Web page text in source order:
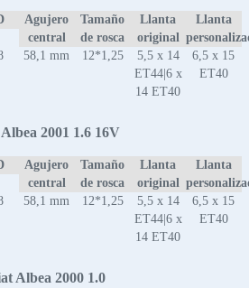
Agujero
central
Tamaño
de rosca
Llanta
original
Llanta
58,1 mm 12*1,25
5,5 x 14
ET44|6 x
14 ET40
6,5 x 15
ET40
2001 1.6 16V
Agujero
central
Tamaño
de rosca
Llanta
original
Llanta
58,1 mm 12*1,25
5,5 x 14
ET44|6 x
14 ET40
6,5 x 15
ET40
Albea 2000 1.0